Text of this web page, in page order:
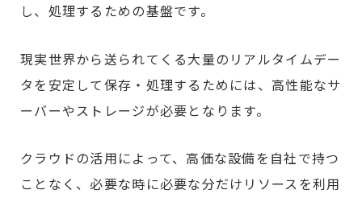
し、処理するための基盤です。
現実世界から送られてくる大量のリアルタイムデー
タを安定して保存・処理するためには、高性能なサ
ーバーやストレージが必要となります。
クラウドの活用によって、高価な設備を自社で持つ
ことなく、必要な時に必要な分だけリソースを利用